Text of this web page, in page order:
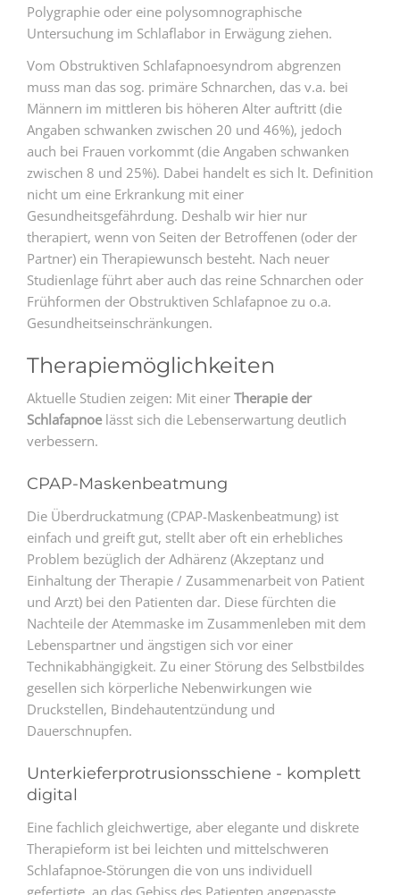
Polygraphie oder eine polysomnographische
Untersuchung im Schlaflabor in Erwägung ziehen.
Vom Obstruktiven Schlafapnoesyndrom abgrenzen
muss man das sog. primäre Schnarchen, das v.a. bei
Männern im mittleren bis höheren Alter auftritt (die
Angaben schwanken zwischen 20 und 46%), jedoch
auch bei Frauen vorkommt (die Angaben schwanken
zwischen 8 und 25%). Dabei handelt es sich lt. Definition
nicht um eine Erkrankung mit einer
Gesundheitsgefährdung. Deshalb wir hier nur
therapiert, wenn von Seiten der Betroffenen (oder der
Partner) ein Therapiewunsch besteht. Nach neuer
Studienlage führt aber auch das reine Schnarchen oder
Frühformen der Obstruktiven Schlafapnoe zu o.a.
Gesundheitseinschränkungen.
Therapiemöglichkeiten
Aktuelle Studien zeigen: Mit einer Therapie der
Schlafapnoelässt sich die Lebenserwartung deutlich
verbessern.
CPAP-Maskenbeatmung
Die Überdruckatmung (CPAP-Maskenbeatmung) ist
einfach und greift gut, stellt aber oft ein erhebliches
Problem bezüglich der Adhärenz (Akzeptanz und
Einhaltung der Therapie / Zusammenarbeit von Patient
und Arzt) bei den Patienten dar. Diese fürchten die
Nachteile der Atemmaske im Zusammenleben mit dem
Lebenspartner und ängstigen sich vor einer
Technikabhängigkeit. Zu einer Störung des Selbstbildes
gesellen sich körperliche Nebenwirkungen wie
Druckstellen, Bindehautentzündung und
Dauerschnupfen.
Unterkieferprotrusionsschiene - komplett
digital
Eine fachlich gleichwertige, aber elegante und diskrete
Therapieform ist bei leichten und mittelschweren
Schlafapnoe-Störungen die von uns individuell
gefertigte, an das Gebiss des Patienten angepasste